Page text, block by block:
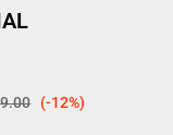
(-12%)